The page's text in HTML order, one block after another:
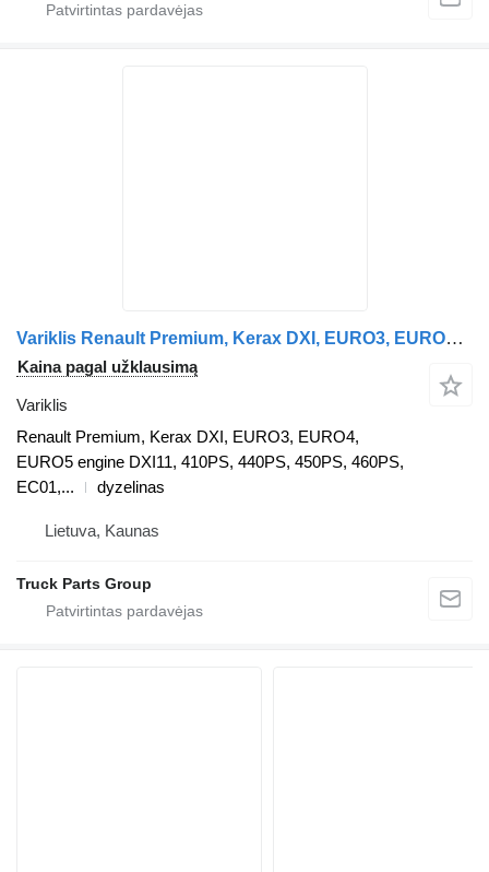
Variklis Renault Premium, Kerax DXI, EURO3, EURO4, EURO5 engine DXI11, 410PS, 440 Renault vilkiko Renault Premium DXI
Kaina pagal užklausimą
Variklis
Renault Premium, Kerax DXI, EURO3, EURO4,
EURO5 engine DXI11, 410PS, 440PS, 450PS, 460PS,
EC01,...
dyzelinas
Lietuva, Kaunas
Truck Parts Group